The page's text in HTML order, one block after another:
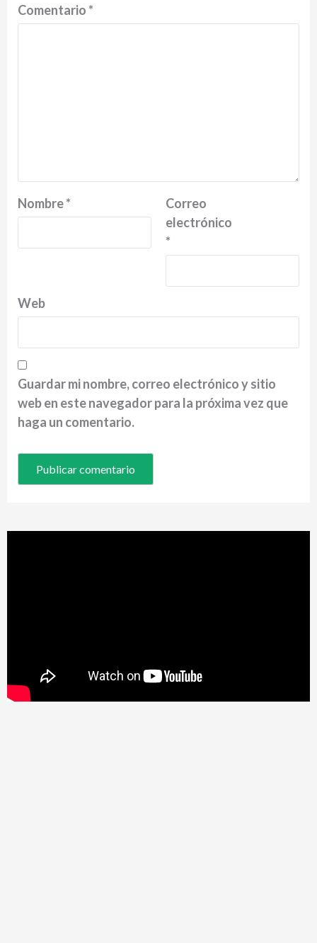
Comentario*
Nombre*
Correo
electrónico
*
Web
Guardar mi nombre, correo electrónico y sitio
web en este navegador para la próxima vez que
haga un comentario.